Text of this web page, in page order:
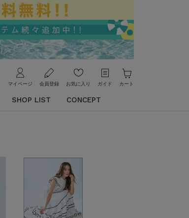
マイページ 会員登録 お気に入り ガイド カート
SHOP LIST CONCEPT